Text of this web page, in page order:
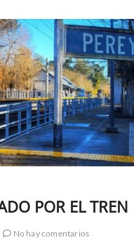
POR EL TREN
No hay comentarios